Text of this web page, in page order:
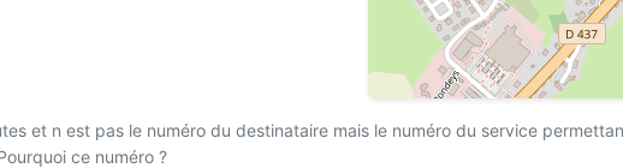
et n est pas le numéro du destinataire mais le numéro du service
ce numéro ?